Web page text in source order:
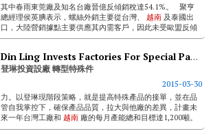
其中春雨東莞廠及知名台廠晉億反傾銷稅達54.1%。 聚亨
總經理侯英腆表示，螺絲外銷主要從台灣、
越南 及泰國出
口，大陸營銷據點主要供應其內需客戶，因此未受歐盟反傾
銷案影響。 侯英腆說，理論上來說，...
Din Ling Invests Factories For Special Parts Production
登琳投資設廠 轉型特殊件
2015-03-30
力。以登琳現階段策略，就是提高特殊產品的接單，並在品
管自我掌控下，確保產品品質，拉大與他廠的差異，計畫未
來一年台灣工廠和 越南 廠的每月產能總和目標達1,200噸。
市場人士指出，今年整體外銷市況比去年更加樂觀，如無意